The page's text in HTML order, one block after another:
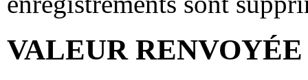
VALEUR RENVOYÉE